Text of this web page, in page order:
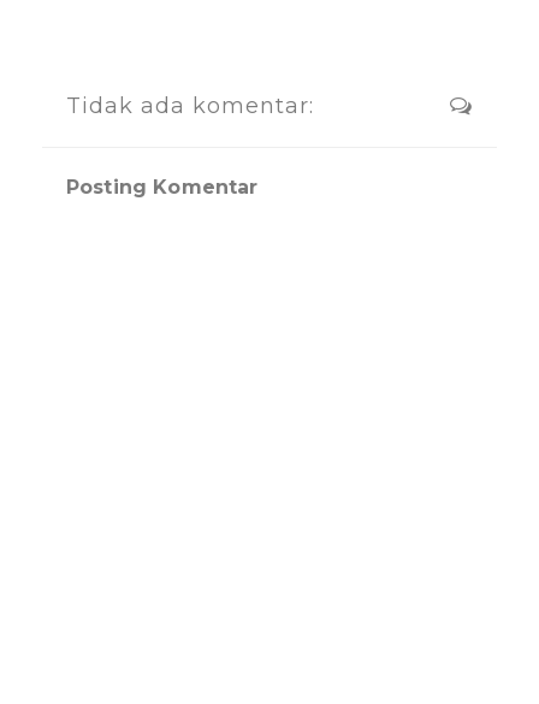
Tidak ada komentar:
Posting Komentar